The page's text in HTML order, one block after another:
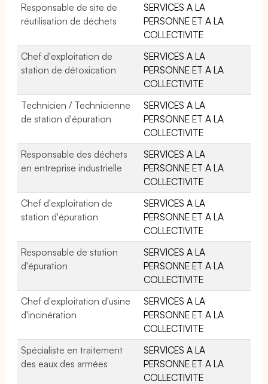
Responsable de site de
réutilisation de déchets
SERVICES A LA
PERSONNE ET A LA
COLLECTIVITE
Chef d'exploitation de
station de détoxication
SERVICES A LA
PERSONNE ET A LA
COLLECTIVITE
Technicien / Technicienne
de station d'épuration
SERVICES A LA
PERSONNE ET A LA
COLLECTIVITE
Responsable des déchets
en entreprise industrielle
SERVICES A LA
PERSONNE ET A LA
COLLECTIVITE
Chef d'exploitation de
station d'épuration
SERVICES A LA
PERSONNE ET A LA
COLLECTIVITE
Responsable de station
d'épuration
SERVICES A LA
PERSONNE ET A LA
COLLECTIVITE
Chef d'exploitation d'usine
d'incinération
SERVICES A LA
PERSONNE ET A LA
COLLECTIVITE
Spécialiste en traitement
des eaux des armées
SERVICES A LA
PERSONNE ET A LA
COLLECTIVITE